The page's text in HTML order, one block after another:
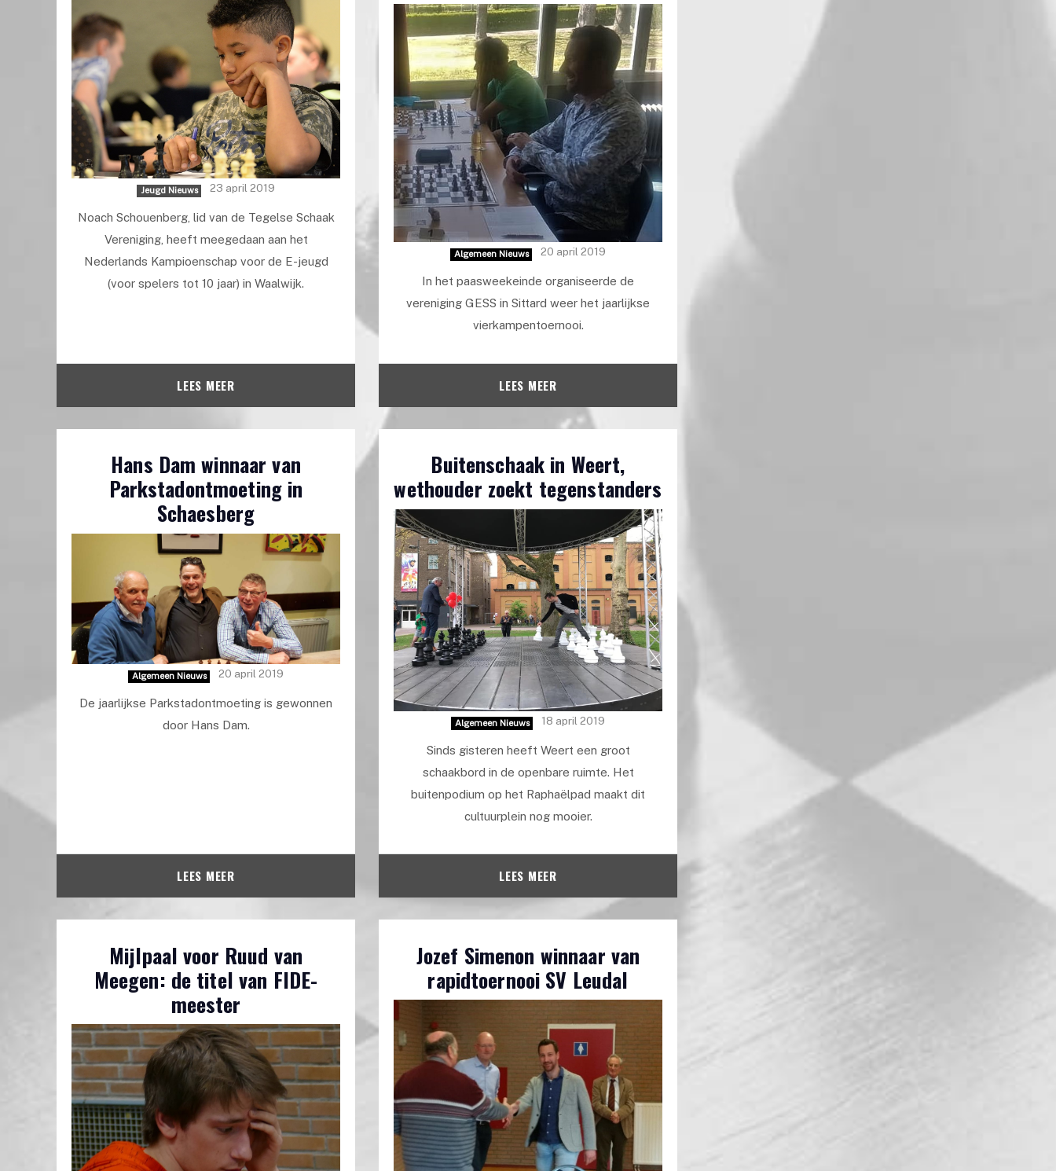
Jeugd Nieuws 23 april 2019
Noach Schouenberg, lid van de Tegelse Schaak
Vereniging, heeft meegedaan aan het
Nederlands Kampioenschap voor de E-jeugd
(voor spelers tot 10 jaar) in Waalwijk.
LEES MEER
Algemeen Nieuws 20 april 2019
In het paasweekeinde organiseerde de
vereniging GESS in Sittard weer het jaarlijkse
vierkampentoernooi.
LEES MEER
Hans Dam winnaar van
Parkstadontmoeting in
Schaesberg
Algemeen Nieuws 20 april 2019
De jaarlijkse Parkstadontmoeting is gewonnen
door Hans Dam.
LEES MEER
Buitenschaak in Weert,
wethouder zoekt tegenstanders
Algemeen Nieuws 18 april 2019
Sinds gisteren heeft Weert een groot
schaakbord in de openbare ruimte. Het
buitenpodium op het Raphaëlpad maakt dit
cultuurplein nog mooier.
LEES MEER
Mijlpaal voor Ruud van
Meegen: de titel van FIDE-
meester
Jozef Simenon winnaar van
rapidtoernooi SV Leudal